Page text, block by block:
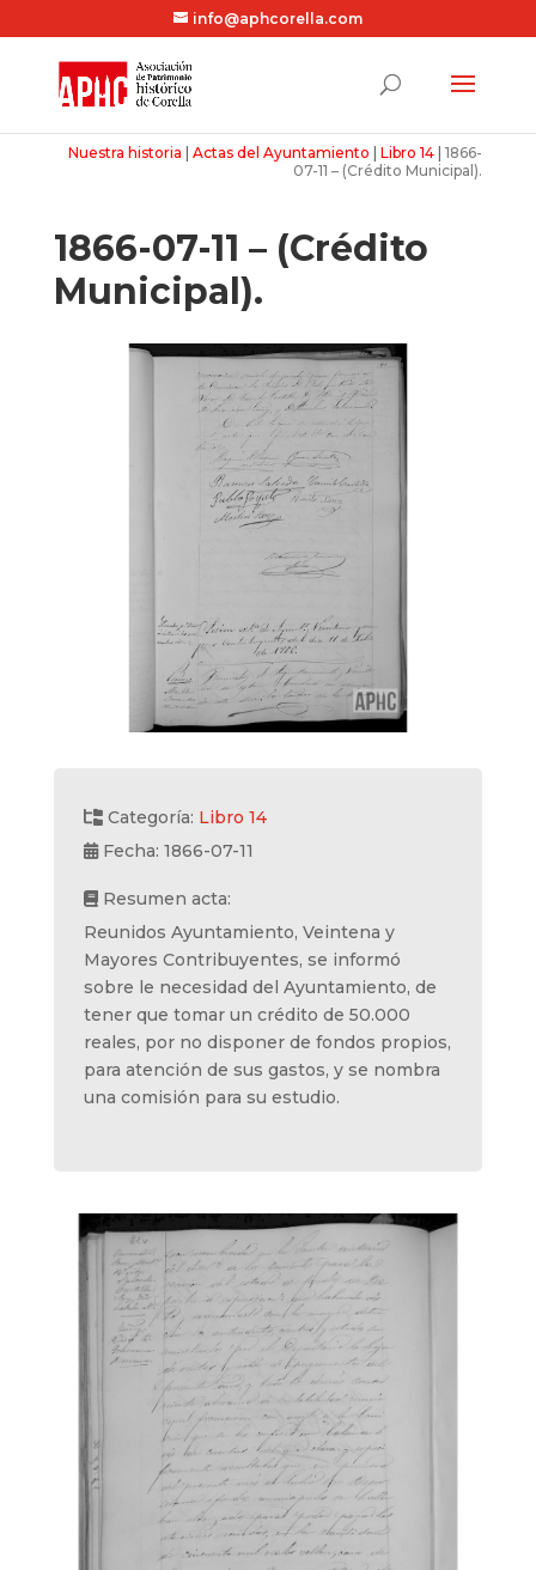
info@aphcorella.com
Nuestra historia |Actas del Ayuntamiento |Libro 14 |1866-
07-11 – (Crédito Municipal).
1866-07-11 – (Crédito
Municipal).
Categoría: Libro 14
Fecha: 1866-07-11
Resumen acta:
Reunidos Ayuntamiento, Veintena y
Mayores Contribuyentes, se informó
sobre le necesidad del Ayuntamiento, de
tener que tomar un crédito de 50.000
reales, por no disponer de fondos propios,
para atención de sus gastos, y se nombra
una comisión para su estudio.